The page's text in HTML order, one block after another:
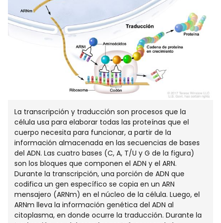
La transcripción y traducción son procesos que la
célula usa para elaborar todas las proteínas que el
cuerpo necesita para funcionar, a partir de la
información almacenada en las secuencias de bases
del ADN. Las cuatro bases (C, A, T/U y G de la figura)
son los bloques que componen el ADN y el ARN.
Durante la transcripción, una porción de ADN que
codifica un gen específico se copia en un ARN
mensajero (ARNm) en el núcleo de la célula. Luego, el
ARNm lleva la información genética del ADN al
citoplasma, en donde ocurre la traducción. Durante la